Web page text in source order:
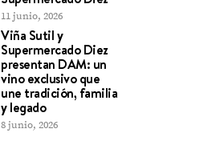
11 junio, 2026
Viña Sutil y
Supermercado Diez
presentan DAM: un
vino exclusivo que
une tradición, familia
y legado
8 junio, 2026